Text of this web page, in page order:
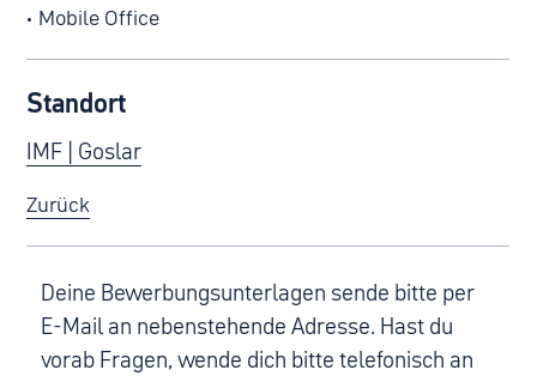
Mobile Office
Standort
IMF | Goslar
Zurück
Deine Bewerbungsunterlagen sende bitte per
E-Mail an nebenstehende Adresse. Hast du
vorab Fragen, wende dich bitte telefonisch an